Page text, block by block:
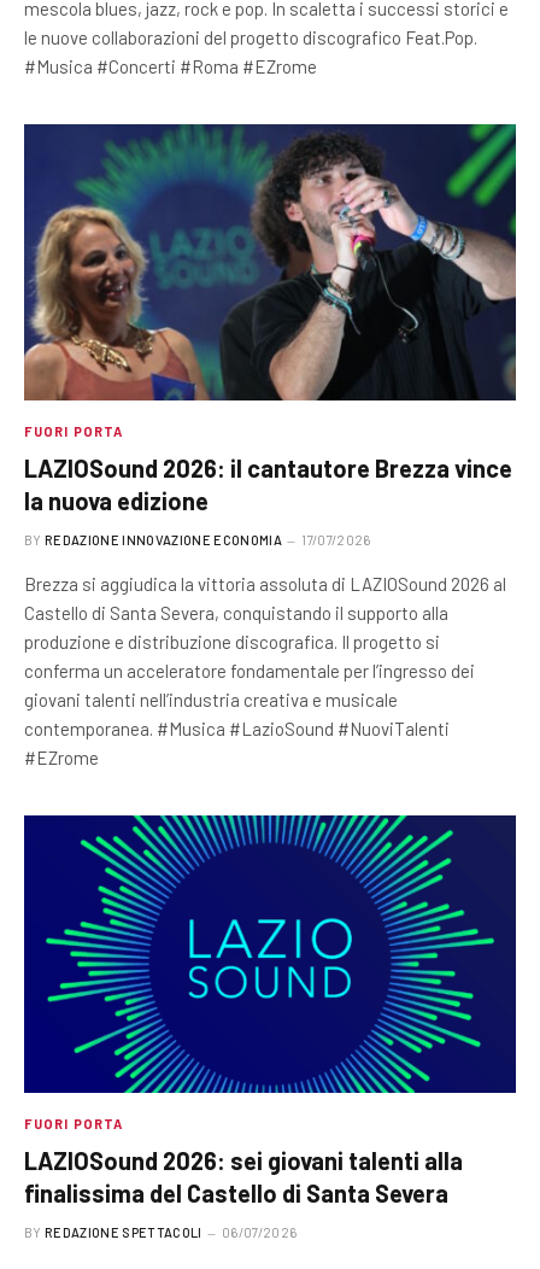
mescola blues, jazz, rock e pop. In scaletta i successi storici e
le nuove collaborazioni del progetto discografico Feat.Pop.
#Musica #Concerti #Roma #EZrome
FUORI PORTA
LAZIOSound 2026: il cantautore Brezza vince
la nuova edizione
BY REDAZIONE INNOVAZIONE ECONOMIA 17/07/2026
Brezza si aggiudica la vittoria assoluta di LAZIOSound 2026 al
Castello di Santa Severa, conquistando il supporto alla
produzione e distribuzione discografica. Il progetto si
conferma un acceleratore fondamentale per l’ingresso dei
giovani talenti nell’industria creativa e musicale
contemporanea. #Musica #LazioSound #NuoviTalenti
#EZrome
FUORI PORTA
LAZIOSound 2026: sei giovani talenti alla
finalissima del Castello di Santa Severa
BY REDAZIONE SPETTACOLI 06/07/2026